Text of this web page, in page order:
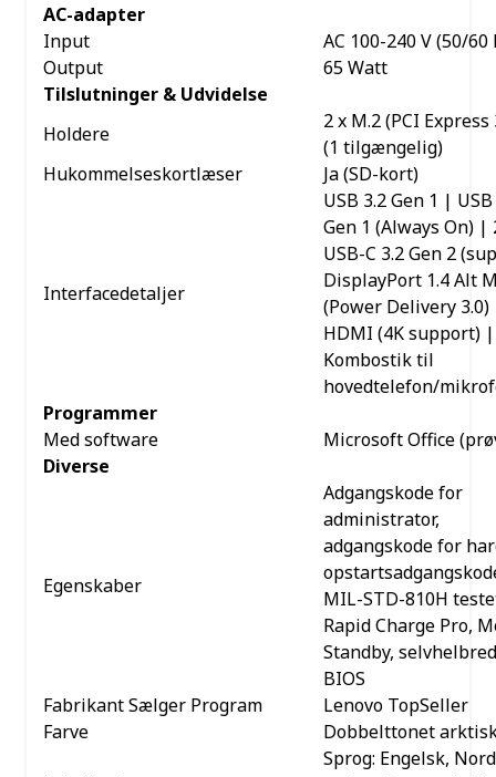
AC-adapter
Input
AC 100-240 V (50/60
Output
65 Watt
Tilslutninger & Udvidelse
Holdere
2 x M.2 (PCI Express
(1 tilgængelig)
Hukommelseskortlæser
Ja (SD-kort)
Interfacedetaljer
USB 3.2 Gen 1 | USB
Gen 1 (Always On) |
USB-C 3.2 Gen 2
DisplayPort 1.4 Alt
(Power Delivery
HDMI (4K support)
Kombostik til
hovedtelefon/
Programmer
Med software
Microsoft Office
Diverse
Egenskaber
Adgangskode for
administrator,
adgangskode for
MIL-STD-810H
Rapid Charge Pro,
Standby,
BIOS
Fabrikant Sælger Program
Lenovo TopSeller
Farve
Dobbelttonet
Sprog: Engelsk,